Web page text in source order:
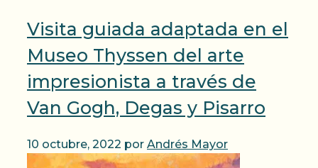
Visita guiada adaptada en el
Museo Thyssen del arte
impresionista a través de
Van Gogh, Degas y Pisarro
10 octubre, 2022 por Andrés Mayor